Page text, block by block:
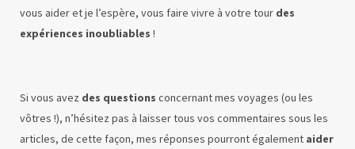
vous aider et je l’espère, vous faire vivre à votre tour des
expériences inoubliables !
Si vous avez des questions concernant mes voyages (ou les
vôtres !), n’hésitez pas à laisser tous vos commentaires sous les
articles, de cette façon, mes réponses pourront également aider